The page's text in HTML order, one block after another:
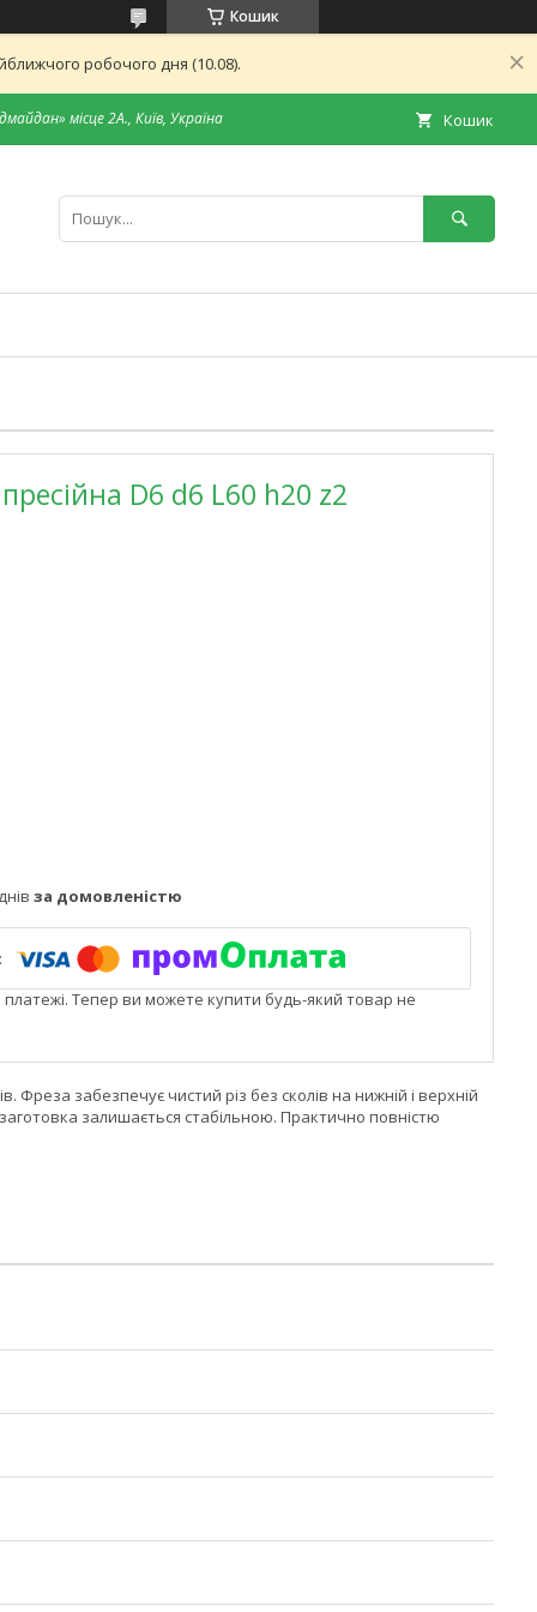
Кошик
робочого дня (10.08).
місце 2А., Київ, Україна Кошик
D6 d6 L60 h20 z2
за домовленістю
платежі. Тепер ви можете купити будь-який товар не
забезпечує чистий різ без сколів на нижній і верхній
залишається стабільною. Практично повністю